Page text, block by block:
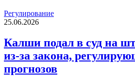
Регулирование
25.06.2026
Калши подал в суд на
из-за закона,
прогнозов